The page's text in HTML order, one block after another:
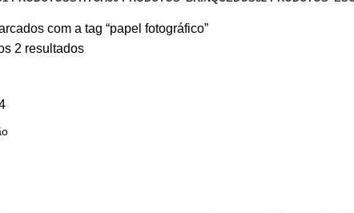
com a tag “papel fotográfico”
2 resultados